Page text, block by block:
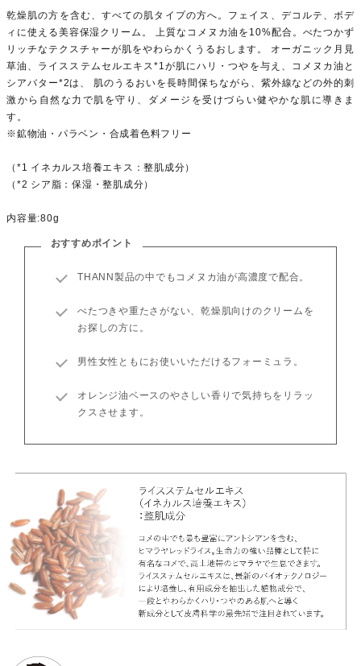
乾燥肌の方を含む、すべての肌タイプの方へ。フェイス、デコルテ、ボデ
ィに使える美容保湿クリーム。 上質なコメヌカ油を10%配合。べたつかず
リッチなテクスチャーが肌をやわらかくうるおします。 オーガニック月見
草油、ライスステムセルエキス*1が肌にハリ・つやを与え、コメヌカ油と
シアバター*2は、 肌のうるおいを長時間保ちながら、紫外線などの外的刺
激から自然な力で肌を守り、ダメージを受けづらい健やかな肌に導きま
す。
※鉱物油・パラベン・合成着色料フリー
（*1 イネカルス培養エキス：整肌成分）
（*2 シア脂：保湿・整肌成分）
内容量:80g
おすすめポイント
THANN製品の中でもコメヌカ油が高濃度で配合。
べたつきや重たさがない、乾燥肌向けのクリームを
お探しの方に。
男性女性ともにお使いいただけるフォーミュラ。
オレンジ油ベースのやさしい香りで気持ちをリラッ
クスさせます。